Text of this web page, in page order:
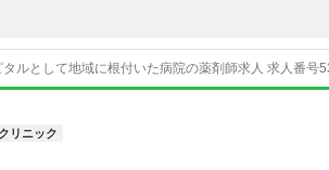
ルとして地域に根付いた病院の薬剤師求人 求人番号
リニック